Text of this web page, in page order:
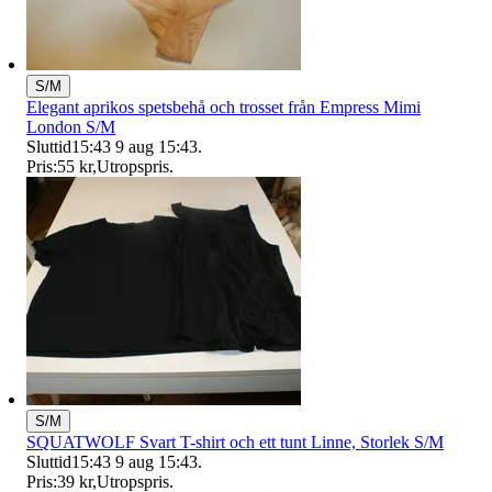
S/M
Elegant aprikos spetsbehå och trosset från Empress Mimi
London S/M
Sluttid15:43 9 aug 15:43.
Pris:55 kr,Utropspris.
S/M
SQUATWOLF Svart T-shirt och ett tunt Linne, Storlek S/M
Sluttid15:43 9 aug 15:43.
Pris:39 kr,Utropspris.